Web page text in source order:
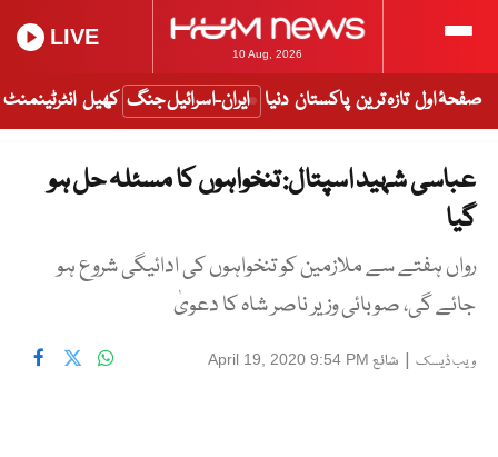
10 Aug, 2026
LIVE
صفحۂ اول تازہ ترین پاکستان دنیا ایران-اسرائیل جنگ کھیل انٹرٹینمنٹ
عباسی شہید اسپتال: تنخواہوں کا مسئلہ حل ہو
گیا
رواں ہفتے سے ملازمین کو تنخواہوں کی ادائیگی شروع ہو
جائے گی، صوبائی وزیر ناصر شاہ کا دعویٰ
ویب ڈیسک | شائع April 19, 2020 9:54 PM